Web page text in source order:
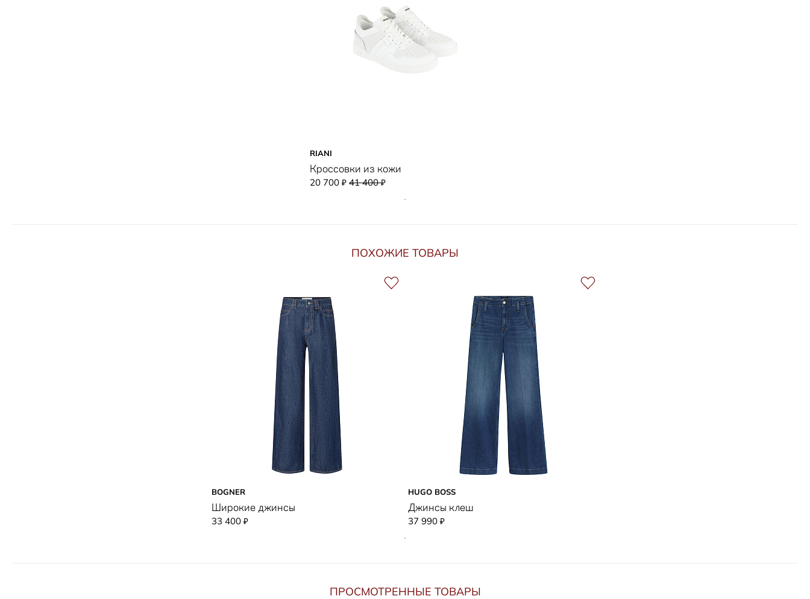
RIANI
Кроссовки из кожи
20 700 ₽ 41 400₽
ПОХОЖИЕ ТОВАРЫ
BOGNER
Широкие джинсы
33 400 ₽
HUGO BOSS
Джинсы клеш
37 990 ₽
ПРОСМОТРЕННЫЕ ТОВАРЫ